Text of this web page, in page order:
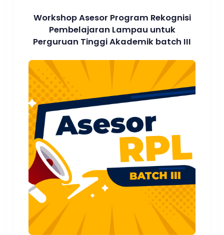
Workshop Asesor Program Rekognisi
Pembelajaran Lampau untuk
Perguruan Tinggi Akademik batch III